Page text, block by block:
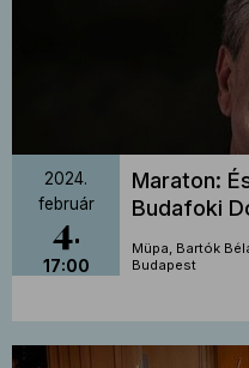
2024.
február
4
17:00
Maraton:
Budafoki
Müpa, Bartók
Budapest